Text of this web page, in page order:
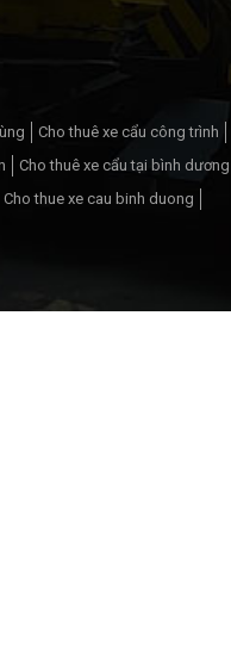
Cho thuê xe cẩu công trình
Cho thuê xe cẩu tại bình dương
Cho thue xe cau binh duong